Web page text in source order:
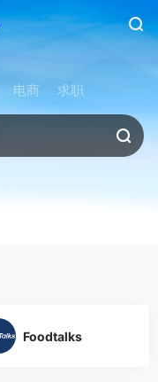
电商 求职
Foodtalks